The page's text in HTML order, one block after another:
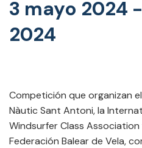
3 mayo 2024 -
2024
Competición que organizan
Nàutic Sant Antoni, la
Windsurfer Class Association
Federación Balear de Vela,